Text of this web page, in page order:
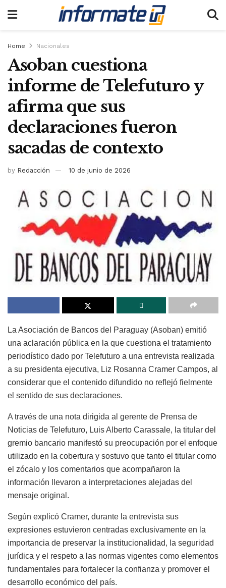
Home Nacionales
Asoban cuestiona
informe de Telefuturo y
afirma que sus
declaraciones fueron
sacadas de contexto
by Redacción 10 de junio de 2026
La Asociación de Bancos del Paraguay (Asoban) emitió
una aclaración pública en la que cuestiona el tratamiento
periodístico dado por Telefuturo a una entrevista realizada
a su presidenta ejecutiva, Liz Rosanna Cramer Campos, al
considerar que el contenido difundido no reflejó fielmente
el sentido de sus declaraciones.
A través de una nota dirigida al gerente de Prensa de
Noticias de Telefuturo, Luis Alberto Carassale, la titular del
gremio bancario manifestó su preocupación por el enfoque
utilizado en la cobertura y sostuvo que tanto el titular como
el zócalo y los comentarios que acompañaron la
información llevaron a interpretaciones alejadas del
mensaje original.
Según explicó Cramer, durante la entrevista sus
expresiones estuvieron centradas exclusivamente en la
importancia de preservar la institucionalidad, la seguridad
jurídica y el respeto a las normas vigentes como elementos
fundamentales para fortalecer la confianza y promover el
desarrollo económico del país.